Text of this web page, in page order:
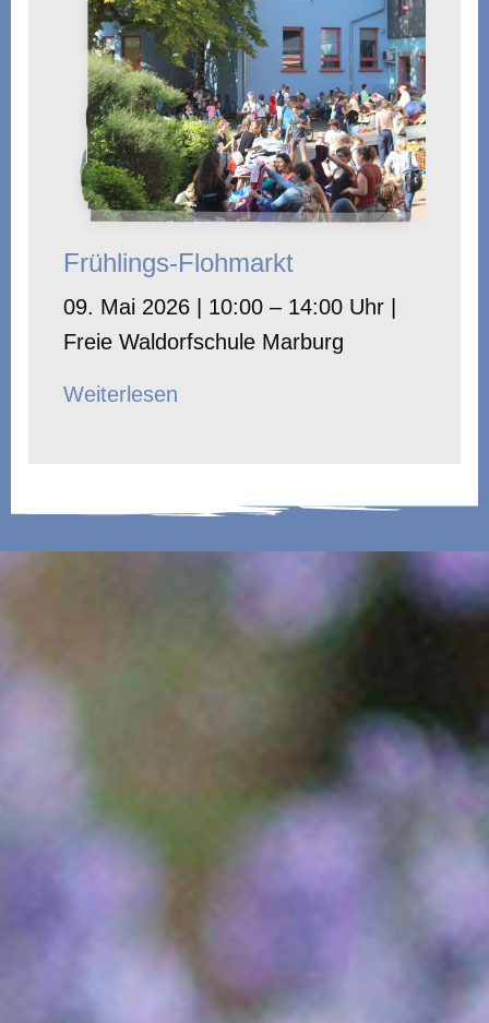
Frühlings-Flohmarkt
09. Mai 2026 | 10:00 – 14:00 Uhr |
Freie Waldorfschule Marburg
Weiterlesen